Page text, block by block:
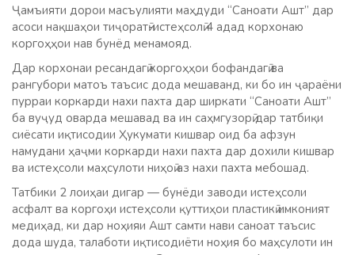
Ҷамъияти дорои масъулияти маҳдуди “Саноати Ашт” дар
асоси нақшаҳои тиҷоратӣ-истеҳсолӣ 4 адад корхонаю
коргоҳҳои нав бунёд менамояд.
Дар корхонаи ресандагӣ коргоҳҳои бофандагӣ ва
рангубори матоъ таъсис дода мешаванд, ки бо ин ҷараёни
пурраи коркарди нахи пахта дар ширкати “Саноати Ашт”
ба вуҷуд оварда мешавад ва ин саҳмгузорӣ дар татбиқи
сиёсати иқтисодии Ҳукумати кишвар оид ба афзун
намудани ҳаҷми коркарди нахи пахта дар дохили кишвар
ва истеҳсоли маҳсулоти ниҳоӣ аз нахи пахта мебошад.
Татбики 2 лоиҳаи дигар — бунёди заводи истеҳсоли
асфалт ва коргоҳи истеҳсоли қуттиҳои пластикӣ имконият
медиҳад, ки дар ноҳияи Ашт самти нави саноат таъсис
дода шуда, талаботи иқтисодиёти ноҳия бо маҳсулоти ин